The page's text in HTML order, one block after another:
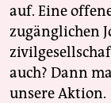
auf. Eine
zugänglichen
auch? Dann
unsere Aktion.